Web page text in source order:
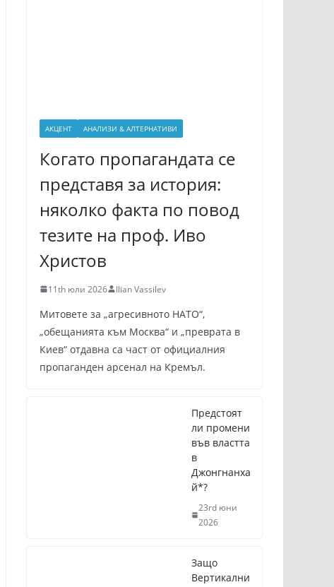
АКЦЕНТ АНАЛИЗИ & АЛТЕРНАТИВИ
Когато пропагандата се
представя за история:
няколко факта по повод
тезите на проф. Иво
Христов
11th юли 2026 Ilian Vassilev
Митовете за „агресивното НАТО“,
„обещанията към Москва“ и „преврата в
Киев“ отдавна са част от официалния
пропаганден арсенал на Кремъл.
Предстоят
ли промени
във властта
в
Джонгнанха
й*?
23rd юни
2026
Защо
Вертикални